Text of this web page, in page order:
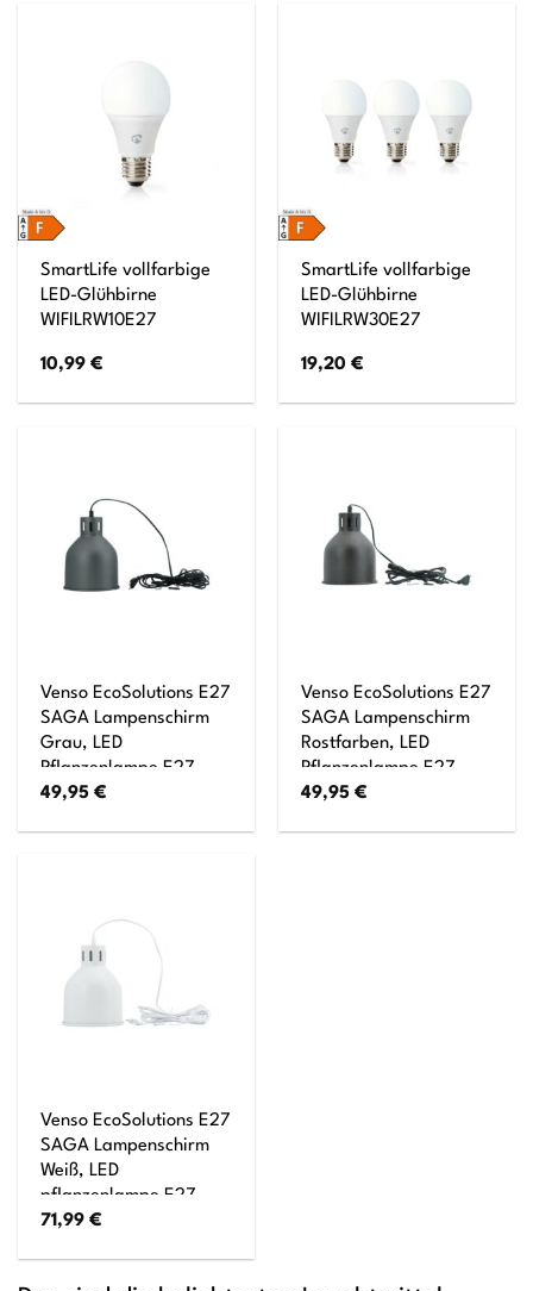
SmartLife vollfarbige
LED-Glühbirne
WIFILRW10E27
10,99€
SmartLife vollfarbige
LED-Glühbirne
WIFILRW30E27
19,20€
Venso EcoSolutions E27
SAGA Lampenschirm
Grau, LED
Pflanzenlampe E27
Pflanzenleuchte, LED
Anthrazit
49,95€
Venso EcoSolutions E27
SAGA Lampenschirm
Rostfarben, LED
Pflanzenlampe E27
Pflanzenleuchte, LED
49,95€
Venso EcoSolutions E27
SAGA Lampenschirm
Weiß, LED
pflanzenlampe E27
Pflanzenleuchte, LED
71,99€